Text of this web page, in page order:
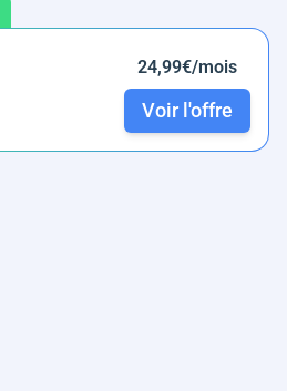
24,99€/mois
Voir l'offre